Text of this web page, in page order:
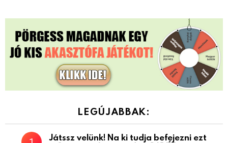
LEGÚJABBAK:
Játssz velünk! Na ki tudja befejezni ezt